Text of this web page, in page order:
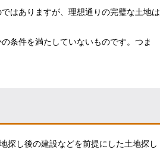
はありますが、理想通りの完璧な土地は
条件を満たしていないものです。つま
探し後の建設などを前提にした土地探し